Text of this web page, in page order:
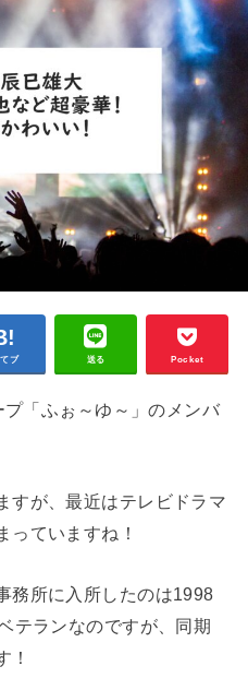
ブ 送る Pocket
「ふぉ～ゆ～」のメンバ
すが、最近はテレビドラマ
っていますね！
務所に入所したのは1998
テランなのですが、同期
！